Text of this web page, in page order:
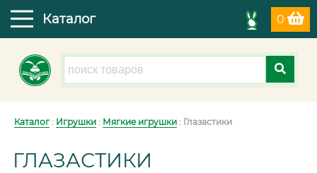
0
Каталог
Каталог: Игрушки : Мягкие игрушки : Глазастики
ГЛАЗАСТИКИ